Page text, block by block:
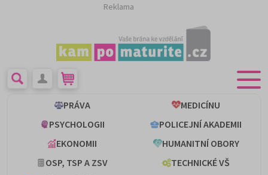
Reklama
PRÁVA
MEDICÍNU
PSYCHOLOGII
POLICEJNÍ AKADEMII
EKONOMII
HUMANITNÍ OBORY
OSP, TSP A ZSV
TECHNICKÉ VŠ